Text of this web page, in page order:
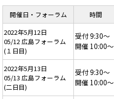
開催日・フォーラム 時間
2022年5月12日
05/12 広島フォーラム
(１日目)
受付 9:30～
開催 10:00～
2022年5月13日
05/13 広島フォーラム
(二日目)
受付 9:30～
開催 10:00～